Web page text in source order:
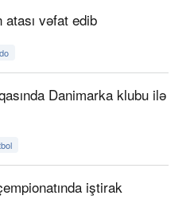
vəfat edib
Danimarka klubu ilə
iştirak